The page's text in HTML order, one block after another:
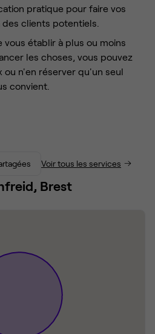
pratique pour faire vos
clients potentiels.
vous établir à plus ou moins
les choses, vous pouvez
ou n'en réserver qu'un seul
convient.
Voir tous les services
Brest